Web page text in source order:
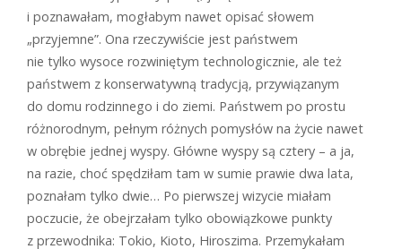
i poznawałam, mogłabym nawet opisać słowem
„przyjemne”. Ona rzeczywiście jest państwem
nie tylko wysoce rozwiniętym technologicznie, ale też
państwem z konserwatywną tradycją, przywiązanym
do domu rodzinnego i do ziemi. Państwem po prostu
różnorodnym, pełnym różnych pomysłów na życie nawet
w obrębie jednej wyspy. Główne wyspy są cztery – a ja,
na razie, choć spędziłam tam w sumie prawie dwa lata,
poznałam tylko dwie… Po pierwszej wizycie miałam
poczucie, że obejrzałam tylko obowiązkowe punkty
z przewodnika: Tokio, Kioto, Hiroszima. Przemykałam